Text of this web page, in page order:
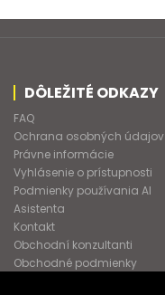
DÔLEŽITÉ ODKAZY
FAQ
Ochrana osobných údajov
Právne informácie
Vyhlásenie o prístupnosti
Podmienky používania AI
Asistenta
Kontakt
Obchodní konzultanti
Obchodné podmienky